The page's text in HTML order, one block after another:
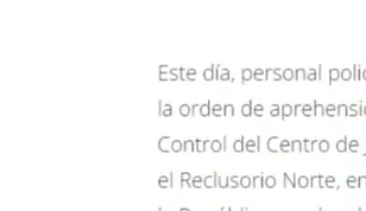
se enmarcó en la habitual conferencia de
Manuel López Obrador (AMLO), durante la
se logra prisión preventiva oficiosa para